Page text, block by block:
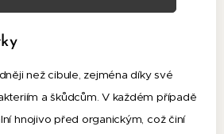
než cibule, zejména díky své
a škůdcům. V každém případě
hnojivo před organickým, což činí